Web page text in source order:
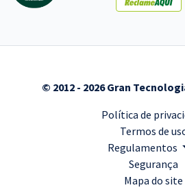
© 2012 - 2026 Gran
Política de
Termos de
Regulamentos
Segurança
Mapa do site